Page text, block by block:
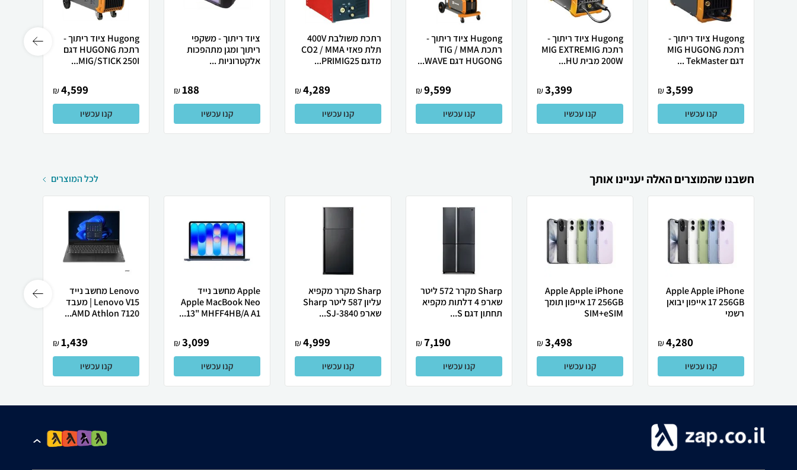
Hugong ציוד ריתוך -
רתכת MIG HUGONG
דגם TekMaster ...
3,599
₪
קנו עכשיו
Hugong ציוד ריתוך -
רתכת MIG EXTREMIG
200W מבית HU...
3,399
₪
קנו עכשיו
Hugong ציוד ריתוך -
רתכת TIG / MMA
HUGONG דגם WAVE...
9,599
₪
קנו עכשיו
רתכת משולבת 400V
תלת פאזי CO2 / MMA
מדגם PRIMIG25...
4,289
₪
קנו עכשיו
ציוד ריתוך - משקפי
ריתוך ומגן מתהפכות
אלקטרוניות ...
188
₪
קנו עכשיו
Hugong ציוד ריתוך -
רתכת HUGONG דגם
MIG/STICK 250I...
4,599
₪
קנו עכשיו
חשבנו שהמוצרים האלה יעניינו אותך לכל המוצרים
Apple Apple iPhone
17 256GB אייפון יבואן
רשמי
4,280
₪
קנו עכשיו
Apple Apple iPhone
17 256GB אייפון תומך
SIM+eSIM
3,498
₪
קנו עכשיו
Sharp מקרר 572 ליטר
שארפ 4 דלתות מקפיא
תחתון דגם S...
7,190
₪
קנו עכשיו
Sharp מקרר מקפיא
עליון 587 ליטר Sharp
שארפ SJ-3840...
4,999
₪
קנו עכשיו
Apple מחשב נייד
Apple MacBook Neo
13" MHFF4HB/A A1...
3,099
₪
קנו עכשיו
Lenovo מחשב נייד
Lenovo V15 | מעבד
AMD Athlon 7120...
1,439
₪
קנו עכשיו